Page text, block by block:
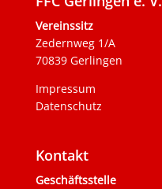
Vereinssitz
Zedernweg 1/A
70839 Gerlingen
Impressum
Datenschutz
Kontakt
Geschäftsstelle